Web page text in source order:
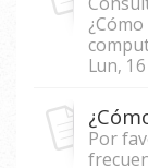
Lun,
Por